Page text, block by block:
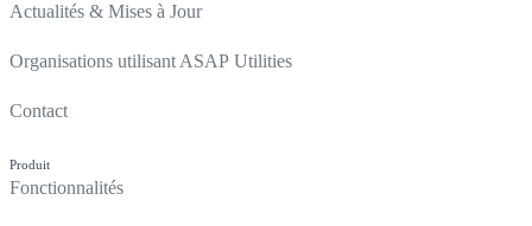
Actualités & Mises à Jour
Organisations utilisant ASAP Utilities
Contact
Produit
Fonctionnalités